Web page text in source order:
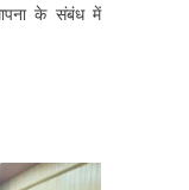
के संबंध में